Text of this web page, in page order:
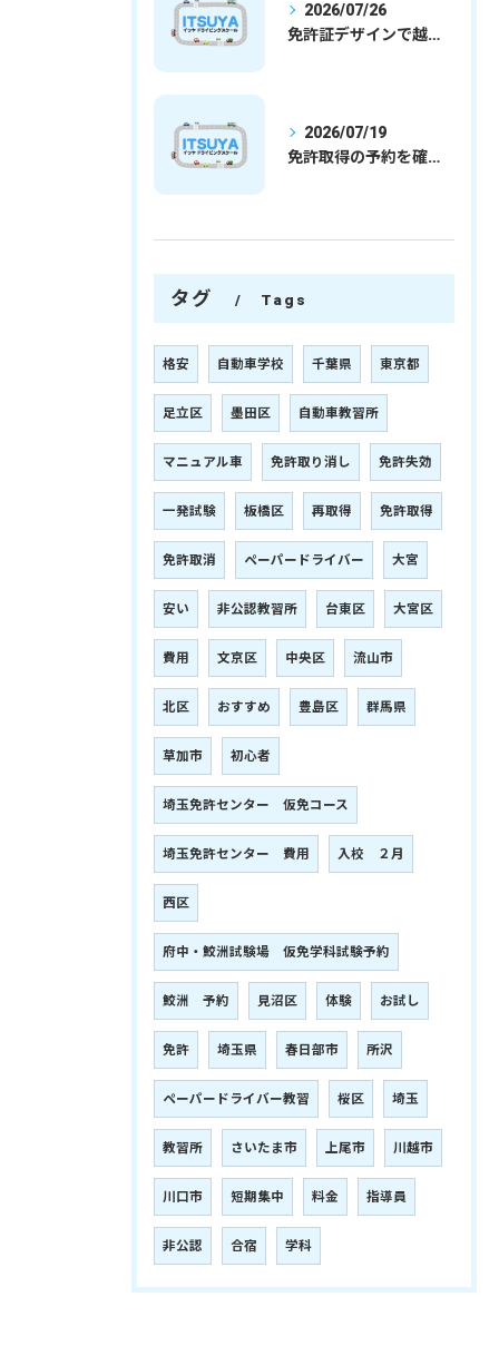
2026/07/26
免許証デザインで越谷市愛を表現する埼玉県さいたま市越谷市の免許取得完全ガイド
2026/07/19
免許取得の予約を確実に取るための最新ガイドと一発試験合格の実践法
タグ Tags
格安 自動車学校 千葉県 東京都
足立区 墨田区 自動車教習所
マニュアル車 免許取り消し 免許失効
一発試験 板橋区 再取得 免許取得
免許取消 ペーパードライバー 大宮
安い 非公認教習所 台東区 大宮区
費用 文京区 中央区 流山市
北区 おすすめ 豊島区 群馬県
草加市 初心者
埼玉免許センター 仮免コース
埼玉免許センター 費用 入校 ２月
西区
府中・鮫洲試験場 仮免学科試験予約
鮫洲 予約 見沼区 体験 お試し
免許 埼玉県 春日部市 所沢
ペーパードライバー教習 桜区 埼玉
教習所 さいたま市 上尾市 川越市
川口市 短期集中 料金 指導員
非公認 合宿 学科